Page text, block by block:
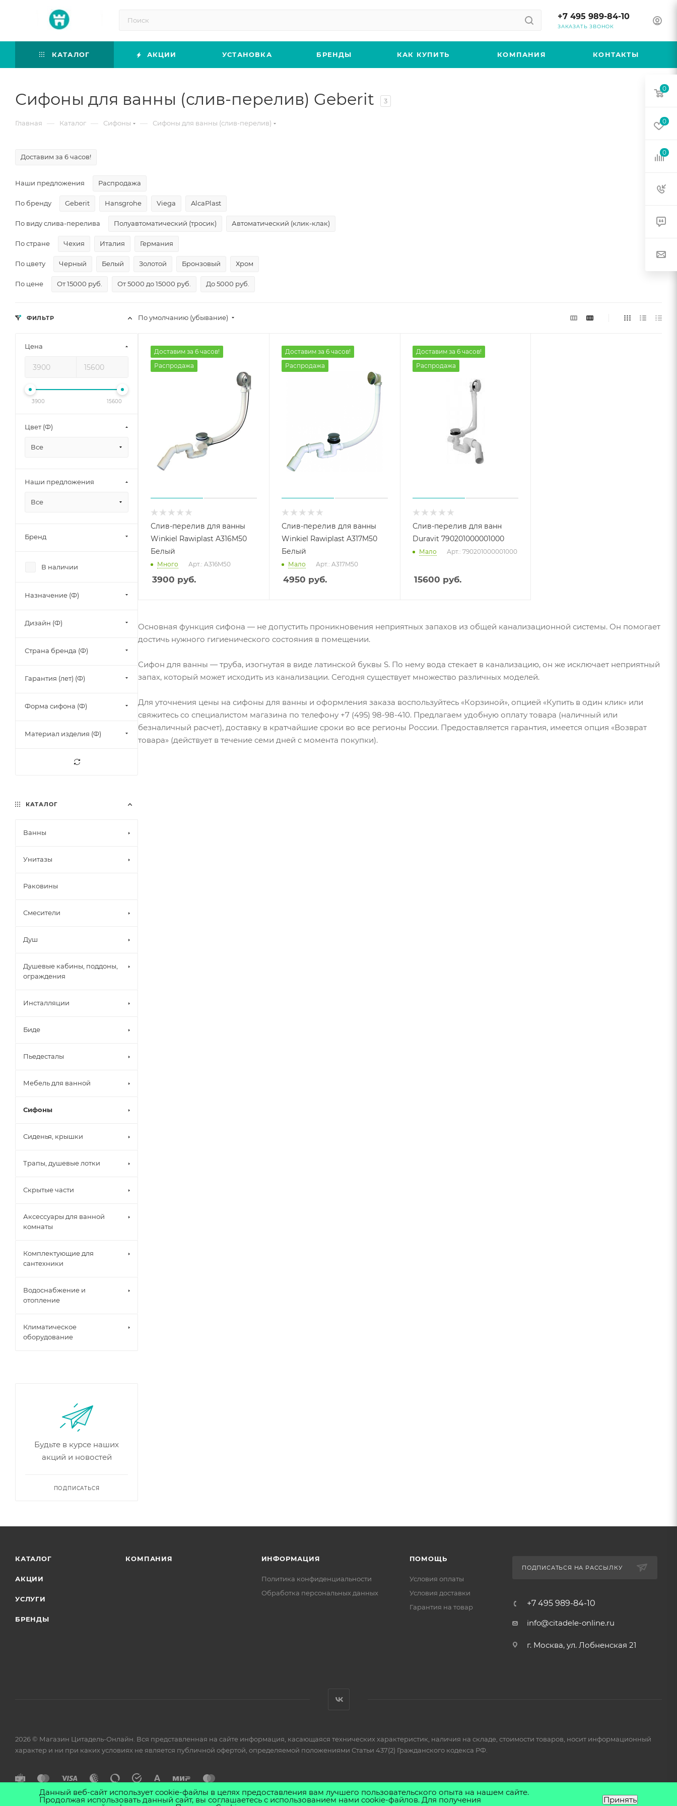
+7 495 989-84-10
ЗАКАЗАТЬ ЗВОНОК
КАТАЛОГ АКЦИИ УСТАНОВКА БРЕНДЫ КАК КУПИТЬ КОМПАНИЯ КОНТАКТЫ
Сифоны для ванны (слив-перелив) Geberit 3
Главная — Каталог — Сифоны — Сифоны для ванны (слив-перелив)
Доставим за 6 часов!
Наши предложения Распродажа
По бренду Geberit Hansgrohe Viega AlcaPlast
По виду слива-перелива Полуавтоматический (тросик) Автоматический (клик-клак)
По стране Чехия Италия Германия
По цвету Черный Белый Золотой Бронзовый Хром
По цене От 15000 руб. От 5000 до 15000 руб. До 5000 руб.
По умолчанию (убывание)
Доставим за 6 часов!
Распродажа
Слив-перелив для ванны
Winkiel Rawiplast A316M50
Белый
Много Арт.: A316M50
3900 руб.
Доставим за 6 часов!
Распродажа
Слив-перелив для ванны
Winkiel Rawiplast A317M50
Белый
Мало Арт.: A317M50
4950 руб.
Доставим за 6 часов!
Распродажа
Слив-перелив для ванн
Duravit 790201000001000
Мало Арт.: 790201000001000
15600 руб.
Основная функция сифона — не допустить проникновения неприятных запахов из общей канализационной системы. Он помогает
достичь нужного гигиенического состояния в помещении.
Сифон для ванны — труба, изогнутая в виде латинской буквы S. По нему вода стекает в канализацию, он же исключает неприятный
запах, который может исходить из канализации. Сегодня существует множество различных моделей.
Для уточнения цены на сифоны для ванны и оформления заказа воспользуйтесь «Корзиной», опцией «Купить в один клик» или
свяжитесь со специалистом магазина по телефону +7 (495) 98-98-410. Предлагаем удобную оплату товара (наличный или
безналичный расчет), доставку в кратчайшие сроки во все регионы России. Предоставляется гарантия, имеется опция «Возврат
товара» (действует в течение семи дней с момента покупки).
ФИЛЬТР
Цена
3900 15600
Цвет (Ф)
Все
Наши предложения
Все
Бренд
В наличии
Назначение (Ф)
Дизайн (Ф)
Страна бренда (Ф)
Гарантия (лет) (Ф)
Форма сифона (Ф)
Материал изделия (Ф)
КАТАЛОГ
Ванны
Унитазы
Раковины
Смесители
Душ
Душевые кабины, поддоны,
ограждения
Инсталляции
Биде
Пьедесталы
Мебель для ванной
Сифоны
Сиденья, крышки
Трапы, душевые лотки
Скрытые части
Аксессуары для ванной
комнаты
Комплектующие для
сантехники
Водоснабжение и
отопление
Климатическое
оборудование
Будьте в курсе наших
акций и новостей
ПОДПИСАТЬСЯ
КАТАЛОГ
АКЦИИ
УСЛУГИ
БРЕНДЫ
КОМПАНИЯ ИНФОРМАЦИЯ
Политика конфиденциальности
Обработка персональных данных
ПОМОЩЬ
Условия оплаты
Условия доставки
Гарантия на товар
ПОДПИСАТЬСЯ НА РАССЫЛКУ
+7 495 989-84-10
info@citadele-online.ru
г. Москва, ул. Лобненская 21
2026 © Магазин Цитадель-Онлайн. Вся представленная на сайте информация, касающаяся технических характеристик, наличия на складе, стоимости товаров, носит информационный
характер и ни при каких условиях не является публичной офертой, определяемой положениями Статьи 437(2) Гражданского кодекса РФ.
0
0
0
Данный веб-сайт использует cookie-файлы в целях предоставления вам лучшего пользовательского опыта на нашем сайте.
Продолжая использовать данный сайт, вы соглашаетесь с использованием нами cookie-файлов. Для получения Принять